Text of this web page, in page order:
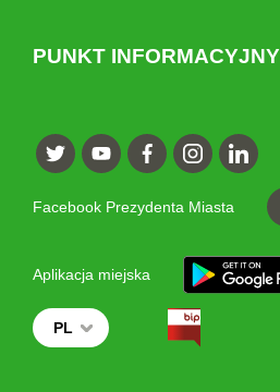
PUNKT INFORMACYJNY
Facebook Prezydenta Miasta
Aplikacja miejska
PL